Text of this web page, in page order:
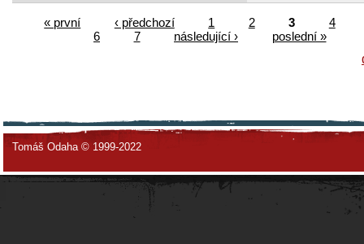
« první ‹ předchozí 1 2 3
4
6
7 následující ›
poslední »
Tomáš Odaha © 1999-2022